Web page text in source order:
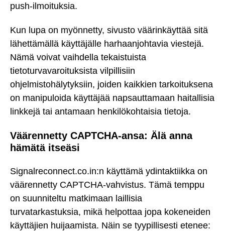
push-ilmoituksia.
Kun lupa on myönnetty, sivusto väärinkäyttää sitä
lähettämällä käyttäjälle harhaanjohtavia viestejä.
Nämä voivat vaihdella tekaistuista
tietoturvavaroituksista vilpillisiin
ohjelmistohälytyksiin, joiden kaikkien tarkoituksena
on manipuloida käyttäjää napsauttamaan haitallisia
linkkejä tai antamaan henkilökohtaisia tietoja.
Väärennetty CAPTCHA-ansa: Älä anna
hämätä itseäsi
Signalreconnect.co.in:n käyttämä ydintaktiikka on
väärennetty CAPTCHA-vahvistus. Tämä temppu
on suunniteltu matkimaan laillisia
turvatarkastuksia, mikä helpottaa jopa kokeneiden
käyttäjien huijaamista. Näin se tyypillisesti etenee: